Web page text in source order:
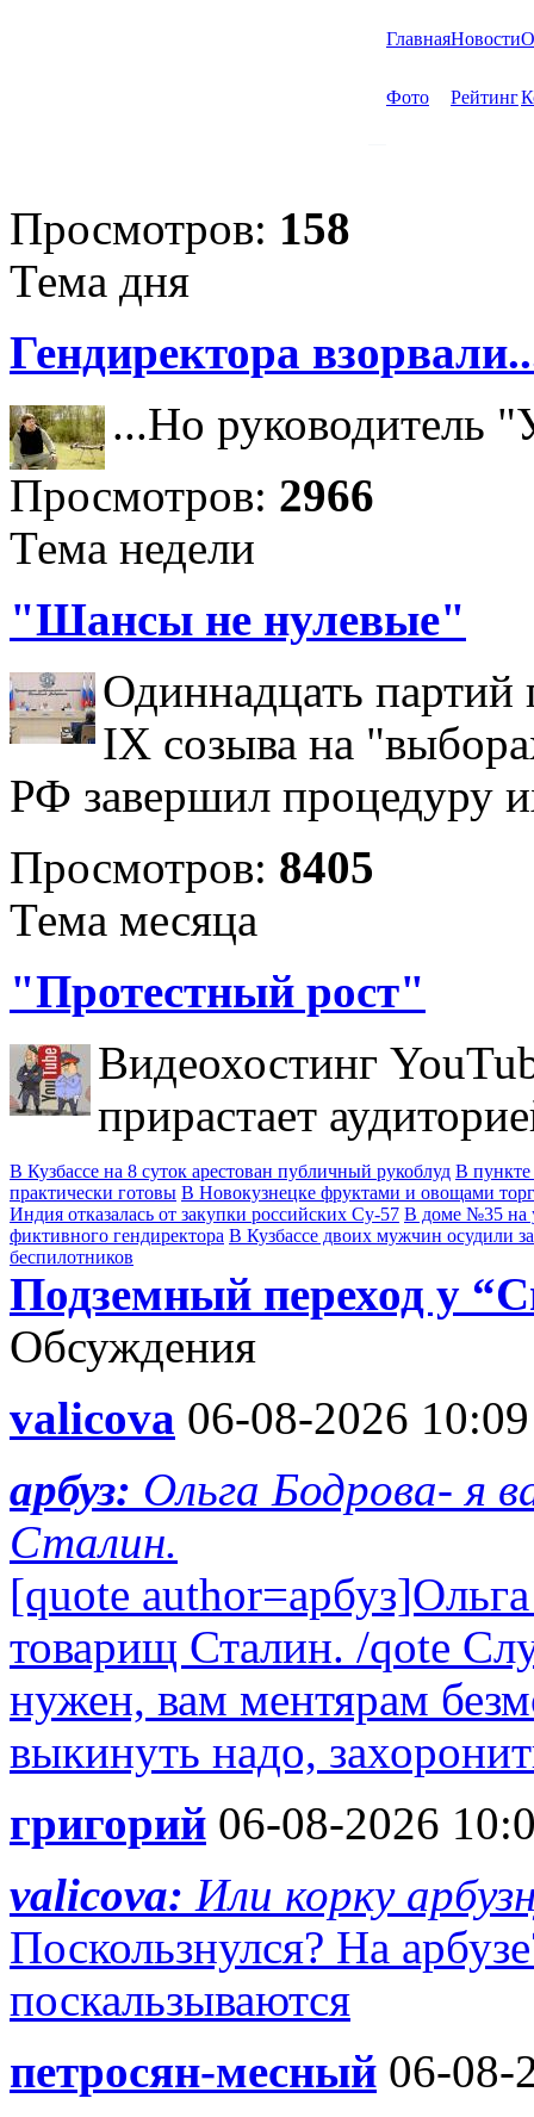
ГлавнаяНовости
Фото Рейтинг
Просмотров: 158
Тема дня
Гендиректора
...Но руководитель
Просмотров: 2966
Тема недели
"Шансы не нулевые"
Одиннадцать партий
IX созыва на
РФ завершил процедуру
Просмотров: 8405
Тема месяца
"Протестный рост"
Видеохостинг
прирастает
В Кузбассе на 8 суток арестован публичный рукоблуд В пункте
практически готовы В Новокузнецке фруктами и овощами
Индия отказалась от закупки российских Су-57 В доме №35 на
фиктивного гендиректора В Кузбассе двоих мужчин осудили
беспилотников
Подземный переход у
Обсуждения
valicova 06-08-2026 10:09
арбуз: Ольга Бодрова- я
Сталин.
[quote
товарищ Сталин. /qote
нужен, вам ментярам
выкинуть надо,
григорий 06-08-2026
valicova: Или корку
Поскользнулся? На
поскальзываются
петросян-месный 06-08-